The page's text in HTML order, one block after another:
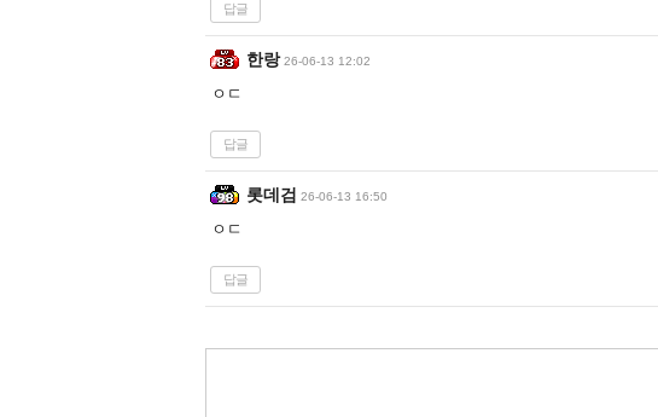
답글
한랑 26-06-13 12:02
ㅇㄷ
답글
롯데검 26-06-13 16:50
ㅇㄷ
답글